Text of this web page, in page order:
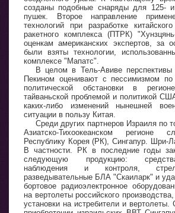
созданы подобные снаряды для 125-
пушек. Второе направление
технологий при разработке китайского
ракетного комплекса (ПТРК)
оценкам американских экспертов, за
были взяты технологии,
комплексе "Мапатс".
В целом в Тель-Авиве перспективы
Пекином оценивают с пессимизмом
политической обстановки в
тайваньской проблемой и политикой
каких-либо изменений нынешней
ситуации в пользу Китая.
Среди других партнеров Израиля по
Азиатско-Тихоокеанском регионе
Республику Корея (РК), Сингапур. Шри-
В частности. РК в последние годы
следующую продукцию:
наблюдения и контроля,
разведывательные БЛА "Скаиларк" и
бортовое радиоэлектронное
на вертолеты российского
установки на истребители и вертолеты.